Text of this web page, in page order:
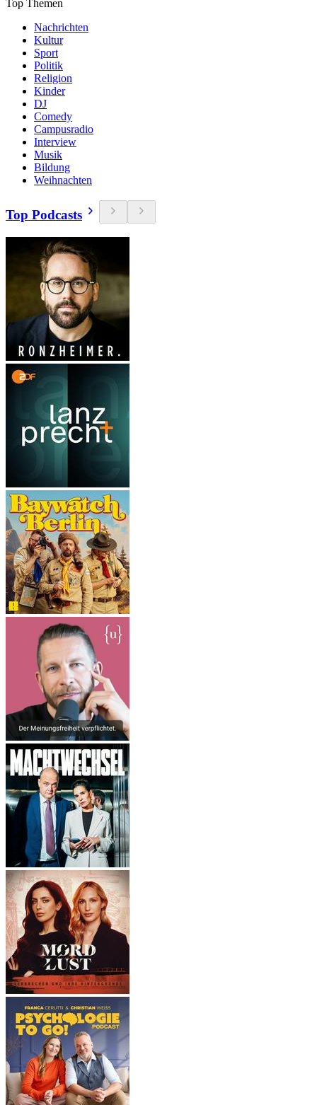
Top Themen
Nachrichten
Kultur
Sport
Politik
Religion
Kinder
DJ
Comedy
Campusradio
Interview
Musik
Bildung
Weihnachten
Top Podcasts